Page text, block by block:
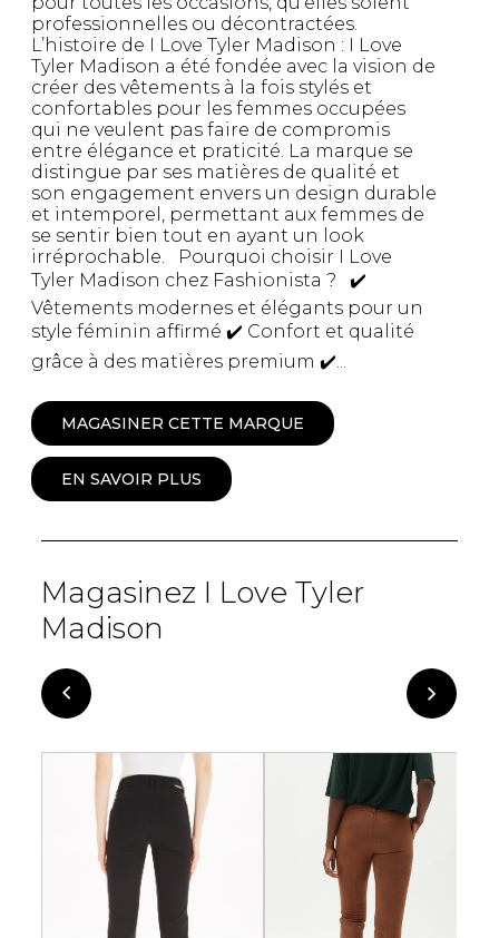
professionnelles ou décontractées.
L’histoire de I Love Tyler Madison : I Love
Tyler Madison a été fondée avec la vision de
créer des vêtements à la fois stylés et
confortables pour les femmes occupées
qui ne veulent pas faire de compromis
entre élégance et praticité. La marque se
distingue par ses matières de qualité et
son engagement envers un design durable
et intemporel, permettant aux femmes de
se sentir bien tout en ayant un look
irréprochable. Pourquoi choisir I Love
Tyler Madison chez Fashionista ? ✔️
Vêtements modernes et élégants pour un
style féminin affirmé ✔️ Confort et qualité
grâce à des matières premium ✔️...
MAGASINER CETTE MARQUE
EN SAVOIR PLUS
Magasinez I Love Tyler
Madison